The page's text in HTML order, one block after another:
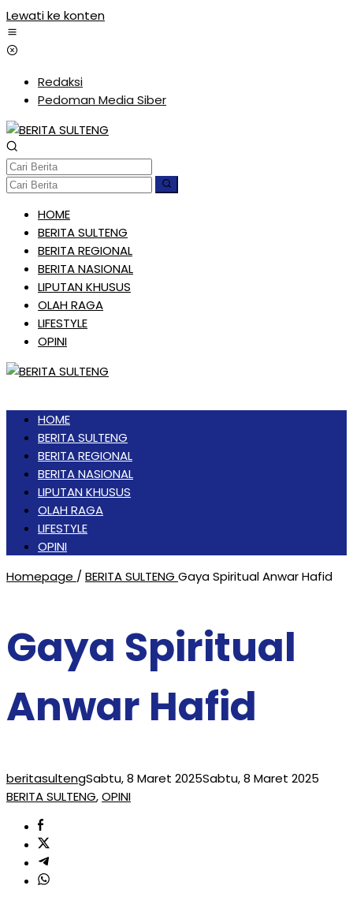
Lewati ke konten
Redaksi
Pedoman Media Siber
HOME
BERITA SULTENG
BERITA REGIONAL
BERITA NASIONAL
LIPUTAN KHUSUS
OLAH RAGA
LIFESTYLE
OPINI
HOME
BERITA SULTENG
BERITA REGIONAL
BERITA NASIONAL
LIPUTAN KHUSUS
OLAH RAGA
LIFESTYLE
OPINI
Homepage / BERITA SULTENG Gaya Spiritual Anwar Hafid
Gaya Spiritual
Anwar Hafid
beritasultengSabtu, 8 Maret 2025Sabtu, 8 Maret 2025
BERITA SULTENG,OPINI